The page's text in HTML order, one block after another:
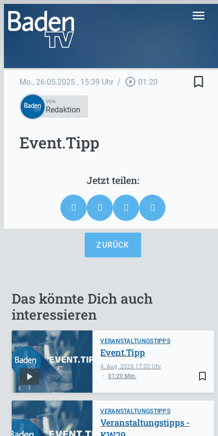
menu
Mo., 26.05.2025 , 15:39 Uhr / play_circle_outline 01:20 bookmark_border
VON
Redaktion
Event.Tipp
ZURÜCK
Das könnte Dich auch
interessieren
VERANSTALTUNGSTIPPS
bookmark_border
4. Aug. 2026 17:02
01:20 Min.
Event.Tipp
VERANSTALTUNGSTIPPS
Veranstaltungstipps -